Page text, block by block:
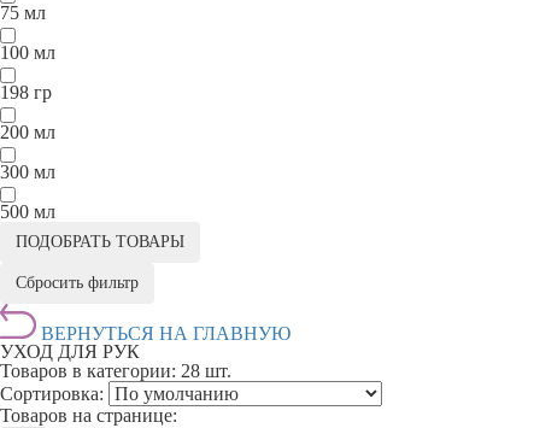
75 мл
100 мл
198 гр
200 мл
300 мл
500 мл
ПОДОБРАТЬ ТОВАРЫ
Сбросить фильтр
ВЕРНУТЬСЯ НА ГЛАВНУЮ
УХОД ДЛЯ РУК
Товаров в категории: 28 шт.
Сортировка:
Товаров на странице: